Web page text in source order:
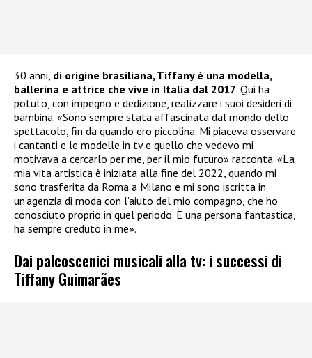
30 anni, di origine brasiliana, Tiffany è una modella,
ballerina e attrice che vive in Italia dal 2017. Qui ha
potuto, con impegno e dedizione, realizzare i suoi desideri di
bambina. «Sono sempre stata affascinata dal mondo dello
spettacolo, fin da quando ero piccolina. Mi piaceva osservare
i cantanti e le modelle in tv e quello che vedevo mi
motivava a cercarlo per me, per il mio futuro» racconta. «La
mia vita artistica è iniziata alla fine del 2022, quando mi
sono trasferita da Roma a Milano e mi sono iscritta in
un’agenzia di moda con l’aiuto del mio compagno, che ho
conosciuto proprio in quel periodo. È una persona fantastica,
ha sempre creduto in me».
Dai palcoscenici musicali alla tv: i successi di
Tiffany Guimarães